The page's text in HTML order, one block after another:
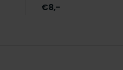
€8,-